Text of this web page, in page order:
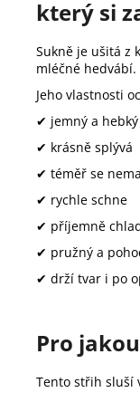
který si
Sukně je ušitá z
mléčné hedvábí.
Jeho vlastnosti
✔ jemný a
✔ krásně splývá
✔ téměř se
✔ rychle schne
✔ příjemně
✔ pružný a
✔ drží tvar i po
Pro
Tento střih sluší